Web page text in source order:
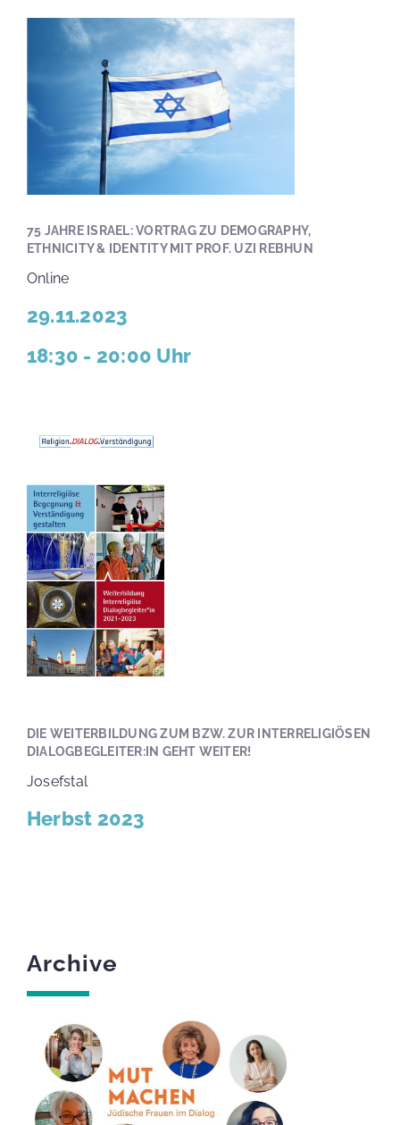
75 JAHRE ISRAEL: VORTRAG ZU DEMOGRAPHY,
ETHNICITY & IDENTITY MIT PROF. UZI REBHUN
Online
29.11.2023
18:30 - 20:00 Uhr
DIE WEITERBILDUNG ZUM BZW. ZUR INTERRELIGIÖSEN
DIALOGBEGLEITER:IN GEHT WEITER!
Josefstal
Herbst 2023
Archive